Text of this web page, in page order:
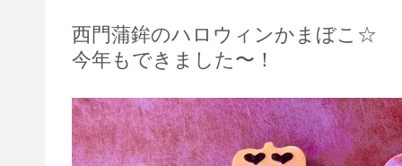
西門蒲鉾のハロウィンかまぼこ☆
今年もできました〜！